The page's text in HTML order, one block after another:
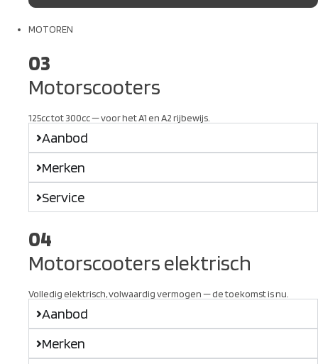
MOTOREN
03
Motorscooters
125cc tot 300cc — voor het A1 en A2 rijbewijs.
Aanbod
Merken
Service
04
Motorscooters elektrisch
Volledig elektrisch, volwaardig vermogen — de toekomst is nu.
Aanbod
Merken